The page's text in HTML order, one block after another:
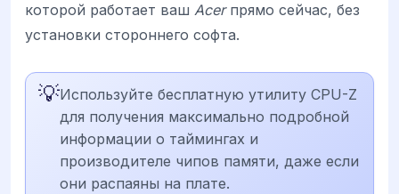
которой работает ваш Acerпрямо сейчас, без
установки стороннего софта.
💡Используйте бесплатную утилиту CPU-Z
для получения максимально подробной
информации о таймингах и
производителе чипов памяти, даже если
они распаяны на плате.